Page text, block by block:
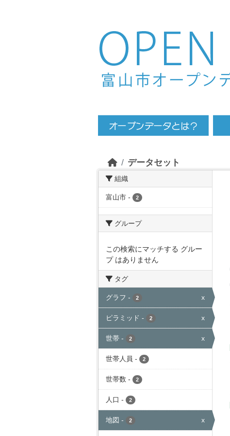
Skip to main content
データセット
組織
富山市 - 2
グループ
この検索にマッチする グルー
プ はありません
タグ
グラフ - 2 x
ピラミッド - 2 x
世帯 - 2 x
世帯人員 - 2
世帯数 - 2
人口 - 2
地図 - 2 x